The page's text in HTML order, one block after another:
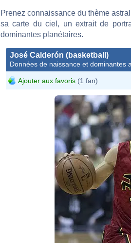
Prenez connaissance du thème
sa carte du ciel, un extrait de
dominantes planétaires.
José Calderón (basketball)
Données de naissance et dominantes
Ajouter aux favoris (1 fan)